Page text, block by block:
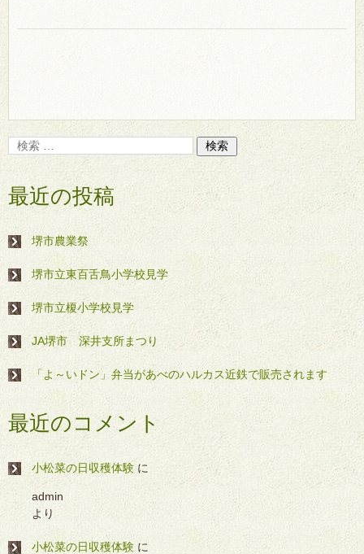
最近の投稿
堺市農業祭
堺市立東百舌鳥小学校見学
堺市立榎小学校見学
JA堺市 深井支所まつり
「よ～いドン」弁当があべのハルカス近鉄で販売されます
最近のコメント
小松菜の日収穫体験 に
admin
より
小松菜の日収穫体験 に